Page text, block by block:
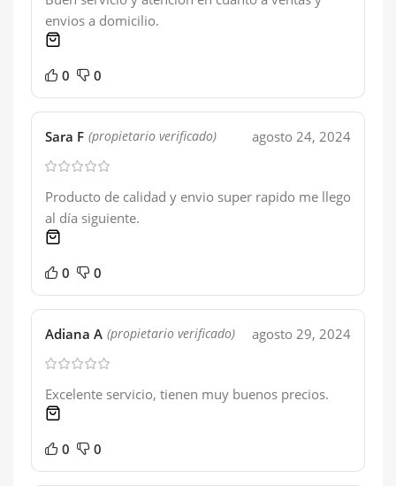
envios a domicilio.
0 0
Sara F (propietario verificado) agosto 24, 2024
Producto de calidad y envio super rapido me llego
al día siguiente.
0 0
Adiana A (propietario verificado) agosto 29, 2024
Excelente servicio, tienen muy buenos precios.
0 0